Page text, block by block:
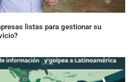
listas para gestionar su